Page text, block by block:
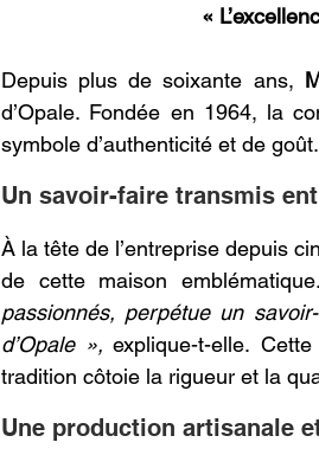
«
Depuis plus de soixante ans,
d’Opale. Fondée en 1964, la
symbole d’authenticité et de goût.
Un savoir-faire transmis
À la tête de l’entreprise depuis
de cette maison
passionnés, perpétue un
d’Opale », explique-t-elle.
tradition côtoie la rigueur et la
Une production artisanale